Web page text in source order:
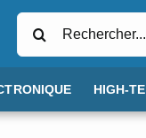
HIGH-